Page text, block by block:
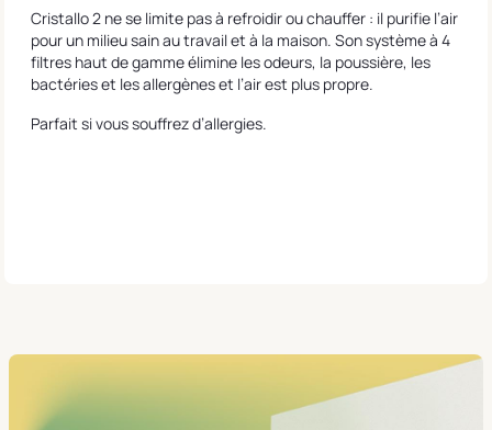
Cristallo 2 ne se limite pas à refroidir ou chauffer : il purifie l’air
pour un milieu sain au travail et à la maison. Son système à 4
filtres haut de gamme élimine les odeurs, la poussière, les
bactéries et les allergènes et l’air est plus propre.
Parfait si vous souffrez d’allergies.